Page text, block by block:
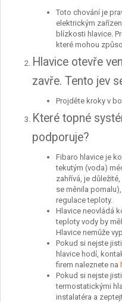
Toto chování je
elektrickým
blízkosti hlavice.
které mohou
Hlavice otevře
zavře. Tento jev
Projděte kroky v
Které topné
podporuje?
Fibaro hlavice je
tekutým (voda)
zahřívá, je
se měnila
regulace teploty.
Hlavice neovládá
teploty vody by
Hlavice nemůže
Pokud si nejste
hlavice hodí,
firem naleznete na
Pokud si nejste
termostatickými
instalatéra a